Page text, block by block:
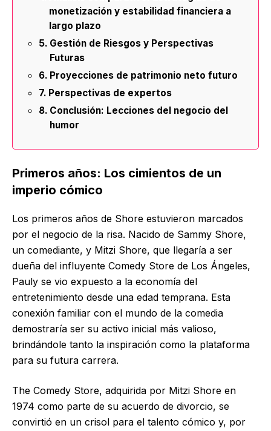
monetización y estabilidad financiera a
largo plazo
Gestión de Riesgos y Perspectivas
Futuras
Proyecciones de patrimonio neto futuro
Perspectivas de expertos
Conclusión: Lecciones del negocio del
humor
Primeros años: Los cimientos de un
imperio cómico
Los primeros años de Shore estuvieron marcados
por el negocio de la risa. Nacido de Sammy Shore,
un comediante, y Mitzi Shore, que llegaría a ser
dueña del influyente Comedy Store de Los Ángeles,
Pauly se vio expuesto a la economía del
entretenimiento desde una edad temprana. Esta
conexión familiar con el mundo de la comedia
demostraría ser su activo inicial más valioso,
brindándole tanto la inspiración como la plataforma
para su futura carrera.
The Comedy Store, adquirida por Mitzi Shore en
1974 como parte de su acuerdo de divorcio, se
convirtió en un crisol para el talento cómico y, por